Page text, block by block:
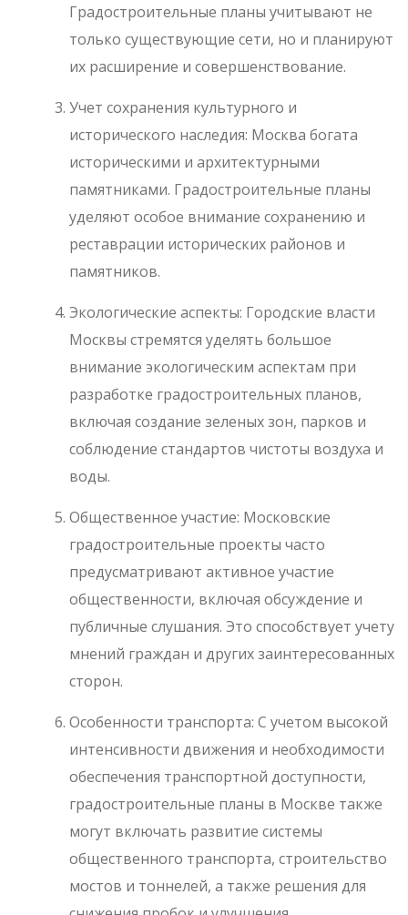
Градостроительные планы учитывают не
только существующие сети, но и планируют
их расширение и совершенствование.
Учет сохранения культурного и
исторического наследия: Москва богата
историческими и архитектурными
памятниками. Градостроительные планы
уделяют особое внимание сохранению и
реставрации исторических районов и
памятников.
Экологические аспекты: Городские власти
Москвы стремятся уделять большое
внимание экологическим аспектам при
разработке градостроительных планов,
включая создание зеленых зон, парков и
соблюдение стандартов чистоты воздуха и
воды.
Общественное участие: Московские
градостроительные проекты часто
предусматривают активное участие
общественности, включая обсуждение и
публичные слушания. Это способствует учету
мнений граждан и других заинтересованных
сторон.
Особенности транспорта: С учетом высокой
интенсивности движения и необходимости
обеспечения транспортной доступности,
градостроительные планы в Москве также
могут включать развитие системы
общественного транспорта, строительство
мостов и тоннелей, а также решения для